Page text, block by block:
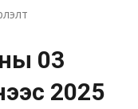
03
2025